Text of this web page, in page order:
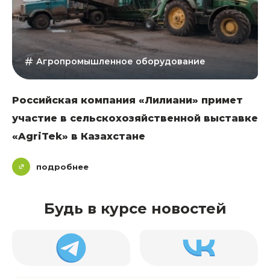
Агропромышленное оборудование
Российская компания «Лилиани» примет
участие в сельскохозяйственной выставке
«AgriTek» в Казахстане
подробнее
Будь в курсе новостей